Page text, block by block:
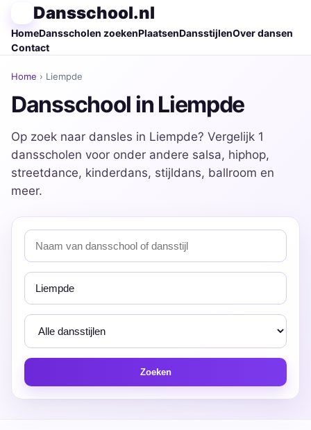
Dansschool.nl
HomeDansscholen zoekenPlaatsenDansstijlenOver dansen
Contact
Home › Liempde
Dansschool in Liempde
Op zoek naar dansles in Liempde? Vergelijk 1
dansscholen voor onder andere salsa, hiphop,
streetdance, kinderdans, stijldans, ballroom en
meer.
Zoeken